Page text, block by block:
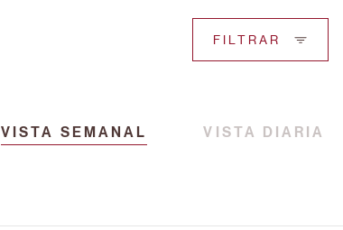
FILTRAR
VISTA SEMANAL VISTA DIARIA